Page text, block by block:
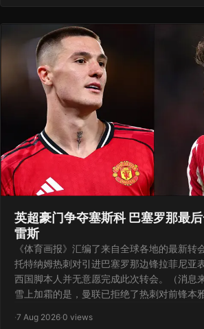
英超豪门争夺塞斯科 巴塞罗那最
雷斯
《体育画报》汇编了来自全球各地的最新转
托特纳姆热刺对引进巴塞罗那边锋拉菲尼亚
西国脚本人并无意愿完成此次转会。（消息
雪上加霜的是，曼联已拒绝了热刺对前锋本
·7 Aug 2026·0 views